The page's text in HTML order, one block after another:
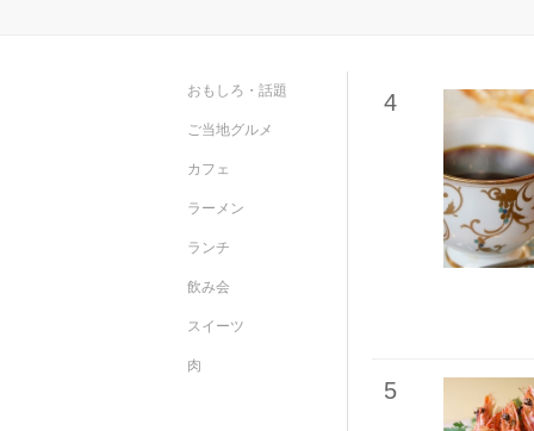
4
5
おもしろ・話題
ご当地グルメ
カフェ
ラーメン
ランチ
飲み会
スイーツ
肉